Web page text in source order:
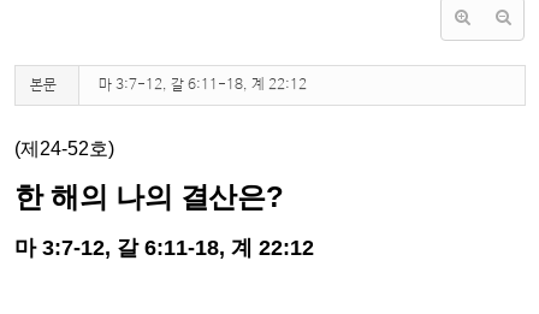
본문 마 3:7-12, 갈 6:11-18, 계 22:12
(제 24-52호)
한 해의 나의 결산은?
마 3:7-12, 갈 6:11-18, 계 22:12